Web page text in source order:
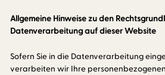
Allgemeine Hinweise zu den
Datenverarbeitung auf dieser Website
Sofern Sie in die Datenverarbeitung
verarbeiten wir Ihre